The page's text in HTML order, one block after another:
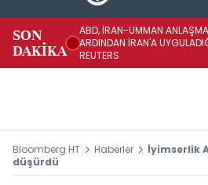
SON
DAKİKA
ABD, İRAN-UMMAN
ARDINDAN İRAN'A
REUTERS
Bloomberg HT Haberler
İyimserlik
düşürdü